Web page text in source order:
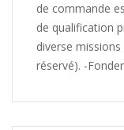
de commande
de qualification
diverse
réservé). -